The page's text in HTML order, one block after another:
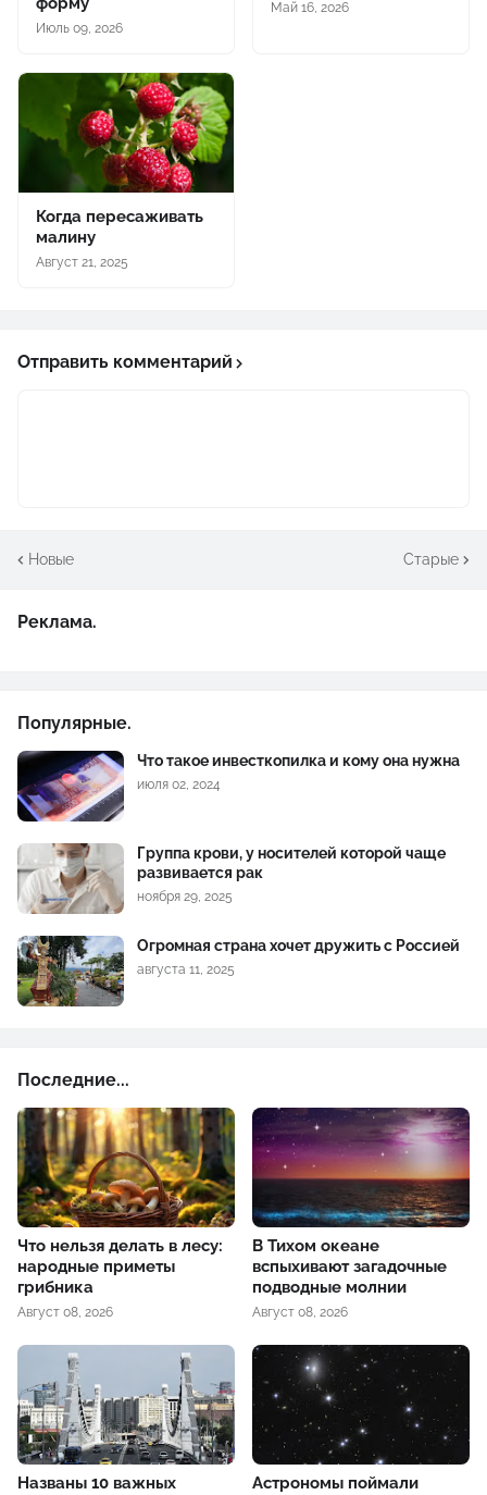
Июль 09, 2026
Май 16, 2026
Когда пересаживать
малину
Август 21, 2025
Отправить комментарий
Новые Старые
Реклама.
Популярные.
Что такое инвесткопилка и кому она нужна
июля 02, 2024
Группа крови, у носителей которой чаще
развивается рак
ноября 29, 2025
Огромная страна хочет дружить с Россией
августа 11, 2025
Последние...
Что нельзя делать в лесу:
народные приметы
грибника
Август 08, 2026
В Тихом океане
вспыхивают загадочные
подводные молнии
Август 08, 2026
Названы 10 важных
Астрономы поймали